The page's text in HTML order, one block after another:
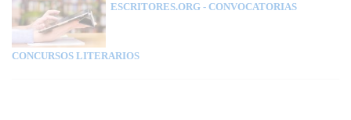
ESCRITORES.ORG - CONVOCATORIAS
CONCURSOS LITERARIOS